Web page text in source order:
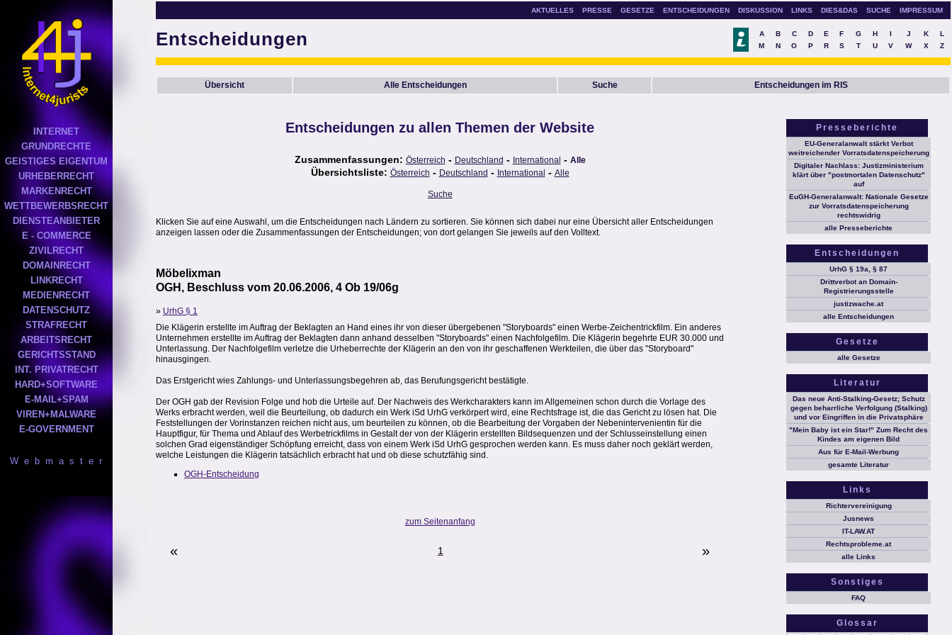
INTERNET
GRUNDRECHTE
GEISTIGES EIGENTUM
URHEBERRECHT
MARKENRECHT
WETTBEWERBSRECHT
DIENSTEANBIETER
E - COMMERCE
ZIVILRECHT
DOMAINRECHT
LINKRECHT
MEDIENRECHT
DATENSCHUTZ
STRAFRECHT
ARBEITSRECHT
GERICHTSSTAND
INT. PRIVATRECHT
HARD+SOFTWARE
E-MAIL+SPAM
VIREN+MALWARE
E-GOVERNMENT
W e b m a s t e r
AKTUELLES PRESSE GESETZE ENTSCHEIDUNGEN DISKUSSION LINKS DIES&DAS SUCHE IMPRESSUM
Entscheidungen A B C D E F G H I J K
L
M
N O P R S T U V W X Z
Übersicht Alle Entscheidungen Suche Entscheidungen im RIS
Entscheidungen zu allen Themen der Website
Zusammenfassungen: Österreich - Deutschland - International - Alle
Übersichtsliste: Österreich - Deutschland - International - Alle
Suche
Klicken Sie auf eine Auswahl, um die Entscheidungen nach Ländern zu sortieren. Sie können sich dabei nur eine Übersicht aller Entscheidungen
anzeigen lassen oder die Zusammenfassungen der Entscheidungen; von dort gelangen Sie jeweils auf den Volltext.
Möbelixman
OGH, Beschluss vom 20.06.2006, 4 Ob 19/06g
» UrhG § 1
Die Klägerin erstellte im Auftrag der Beklagten an Hand eines ihr von dieser übergebenen "Storyboards" einen Werbe-Zeichentrickfilm. Ein anderes
Unternehmen erstellte im Auftrag der Beklagten dann anhand desselben "Storyboards" einen Nachfolgefilm. Die Klägerin begehrte EUR 30.000 und
Unterlassung. Der Nachfolgefilm verletze die Urheberrechte der Klägerin an den von ihr geschaffenen Werkteilen, die über das "Storyboard"
hinausgingen.
Das Erstgericht wies Zahlungs- und Unterlassungsbegehren ab, das Berufungsgericht bestätigte.
Der OGH gab der Revision Folge und hob die Urteile auf. Der Nachweis des Werkcharakters kann im Allgemeinen schon durch die Vorlage des
Werks erbracht werden, weil die Beurteilung, ob dadurch ein Werk iSd UrhG verkörpert wird, eine Rechtsfrage ist, die das Gericht zu lösen hat. Die
Feststellungen der Vorinstanzen reichen nicht aus, um beurteilen zu können, ob die Bearbeitung der Vorgaben der Nebenintervenientin für die
Hauptfigur, für Thema und Ablauf des Werbetrickfilms in Gestalt der von der Klägerin erstellten Bildsequenzen und der Schlusseinstellung einen
solchen Grad eigenständiger Schöpfung erreicht, dass von einem Werk iSd UrhG gesprochen werden kann. Es muss daher noch geklärt werden,
welche Leistungen die Klägerin tatsächlich erbracht hat und ob diese schutzfähig sind.
OGH-Entscheidung
zum Seitenanfang
« 1 »
Presseberichte
EU-Generalanwalt stärkt Verbot
weitreichender Vorratsdatenspeicherung
Digitaler Nachlass: Justizministerium
klärt über "postmortalen Datenschutz"
auf
EuGH-Generalanwalt: Nationale Gesetze
zur Vorratsdatenspeicherung
rechtswidrig
alle Presseberichte
Entscheidungen
UrhG § 19a, § 87
Drittverbot an Domain-
Registrierungsstelle
justizwache.at
alle Entscheidungen
Gesetze
alle Gesetze
Literatur
Das neue Anti-Stalking-Gesetz; Schutz
gegen beharrliche Verfolgung (Stalking)
und vor Eingriffen in die Privatsphäre
"Mein Baby ist ein Star!" Zum Recht des
Kindes am eigenen Bild
Aus für E-Mail-Werbung
gesamte Literatur
Links
Richtervereinigung
Jusnews
IT-LAW.AT
Rechtsprobleme.at
alle Links
Sonstiges
FAQ
Glossar